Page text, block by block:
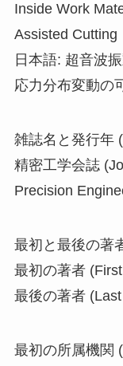
Inside Work
Assisted Cutting
日本語: 超音波
応力分布変動の
雑誌名と発行年
精密工学会誌
Precision
最初と最後の著
最初の著者
最後の著者
最初の所属機関